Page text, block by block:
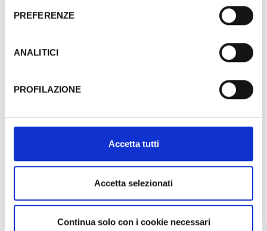
attualmente non fornisce garanzie idonee per il
l’implementazione di misure supplementari di sicurezza a
Tutela dei navigatori, che abbiamo valutato essere
informazioni complete sul trattamento dati clicca qui:
PREFERENZE
ANALITICI
PROFILAZIONE
Accetta tutti
Accetta selezionati
Continua solo con i cookie necessari
Visita di Papa Leone XIV a Rimini
Artigiani al Centro by night
Agostiniani - Cinema sotto le stelle 2026
Meeting per l'amicizia tra i popoli.
Fabio Concato in concerto con “Altro di
Fluxo
Sganassau Cabaret a Viserba